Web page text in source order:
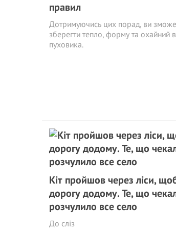
правил
Дотримуючись цих порад, ви
зберегти тепло, форму та охайний
пуховика.
Кіт пройшов через ліси,
дорогу додому. Те, що
розчулило все село
До сліз